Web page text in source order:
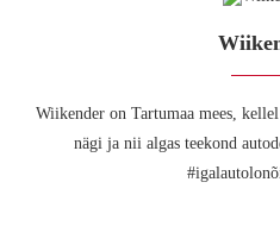
Wiikender on Tartumaa mees,
nägi ja nii algas teekond